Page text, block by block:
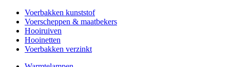
Voerbakken kunststof
Voerscheppen & maatbekers
Hooiruiven
Hooinetten
Voerbakken verzinkt